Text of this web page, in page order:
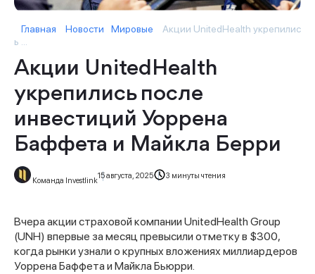
Главная Новости Мировые
Акции UnitedHealth укрепилис
ь ...
Акции UnitedHealth
укрепились после
инвестиций Уоррена
Баффета и Майкла Берри
Команда Investlink
15 августа, 2025 3 минуты чтения
Вчера акции страховой компании UnitedHealth Group
(UNH) впервые за месяц превысили отметку в $300,
когда рынки узнали о крупных вложениях миллиардеров
Уоррена Баффета и Майкла Бьюрри.